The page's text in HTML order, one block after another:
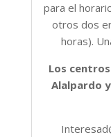
para el
otros dos
horas).
Los
Alalpardo